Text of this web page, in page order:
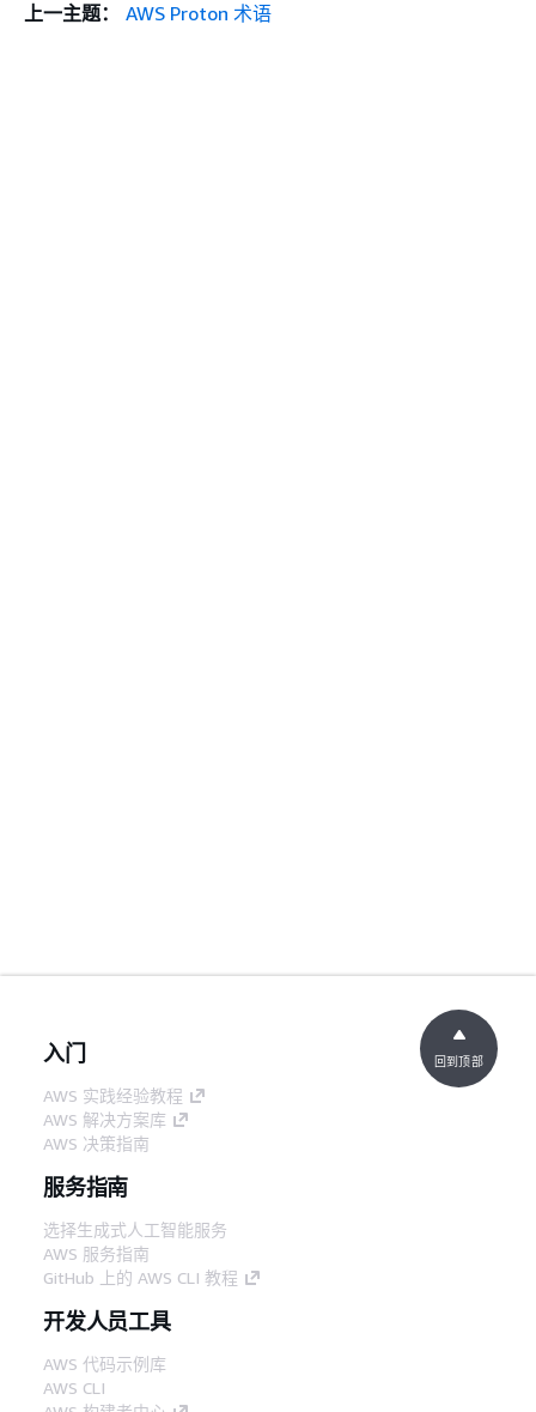
上一主题：
AWS Proton 术语
入门
AWS 实践经验教程
AWS 解决方案库
AWS 决策指南
服务指南
选择生成式人工智能服务
AWS 服务指南
GitHub 上的 AWS CLI 教程
开发人员工具
AWS 代码示例库
AWS CLI
回到顶部